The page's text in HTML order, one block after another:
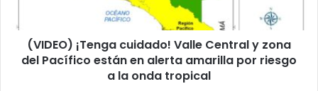
Pacífico
están(VIDEO) ¡Tenga cuidado! Valle Central y zona
del Pacífico están en alerta amarilla por riesgo
a la onda tropical